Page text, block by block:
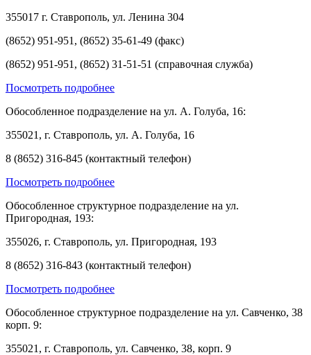
355017 г. Ставрополь, ул. Ленина 304
(8652) 951-951, (8652) 35-61-49 (факс)
(8652) 951-951, (8652) 31-51-51 (справочная служба)
Посмотреть подробнее
Обособленное подразделение на ул. А. Голуба, 16:
355021, г. Ставрополь, ул. А. Голуба, 16
8 (8652) 316-845 (контактный телефон)
Посмотреть подробнее
Обособленное структурное подразделение на ул.
Пригородная, 193:
355026, г. Ставрополь, ул. Пригородная, 193
8 (8652) 316-843 (контактный телефон)
Посмотреть подробнее
Обособленное структурное подразделение на ул. Савченко, 38
корп. 9:
355021, г. Ставрополь, ул. Савченко, 38, корп. 9